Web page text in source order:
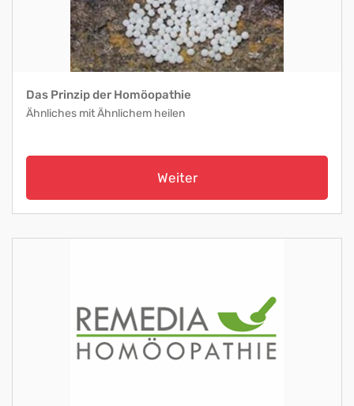
Das Prinzip der Homöopathie
Ähnliches mit Ähnlichem heilen
Weiter